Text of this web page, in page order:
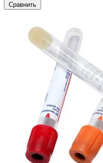
Сравнить